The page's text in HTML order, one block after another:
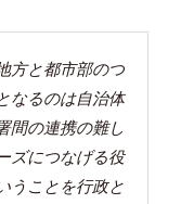
方と都市部のつ
なるのは自治体
間の連携の難し
ズにつなげる役
うことを行政と